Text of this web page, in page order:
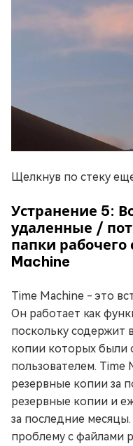
Щелкнув по стеку
Устранение 5:
удаленные /
папки
Machine
Time Machine - это
Он работает как
поскольку содержит
копии которых были
пользователем. Time
резервные копии за
резервные копии и
за последние
проблему с файлами